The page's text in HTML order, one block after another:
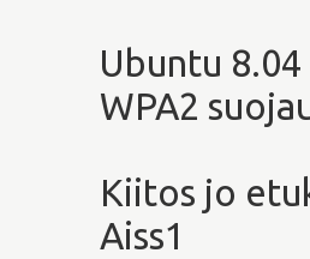
Ubuntu
WPA2
Kiitos jo
Aiss1